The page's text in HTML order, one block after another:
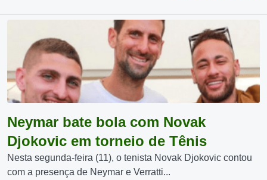
Neymar bate bola com Novak
Djokovic em torneio de Tênis
Nesta segunda-feira (11), o tenista Novak Djokovic contou
com a presença de Neymar e Verratti...